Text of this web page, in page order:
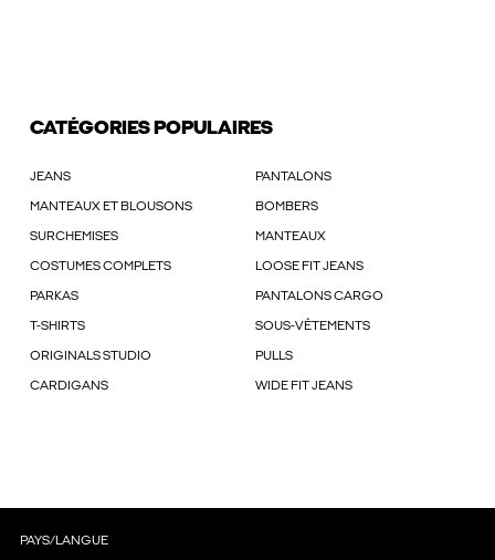
CATÉGORIES POPULAIRES
JEANS PANTALONS
MANTEAUX ET BLOUSONS BOMBERS
SURCHEMISES MANTEAUX
COSTUMES COMPLETS LOOSE FIT JEANS
PARKAS PANTALONS CARGO
T-SHIRTS SOUS-VÊTEMENTS
ORIGINALS STUDIO PULLS
CARDIGANS WIDE FIT JEANS
PAYS/LANGUE